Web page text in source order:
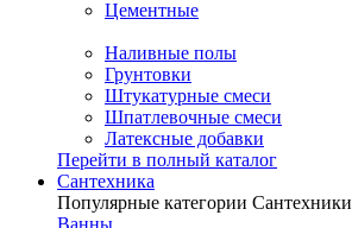
Цементные
Наливные полы
Грунтовки
Штукатурные смеси
Шпатлевочные смеси
Латексные добавки
Перейти в полный каталог
Сантехника
Популярные категории Сантехники
Ванны